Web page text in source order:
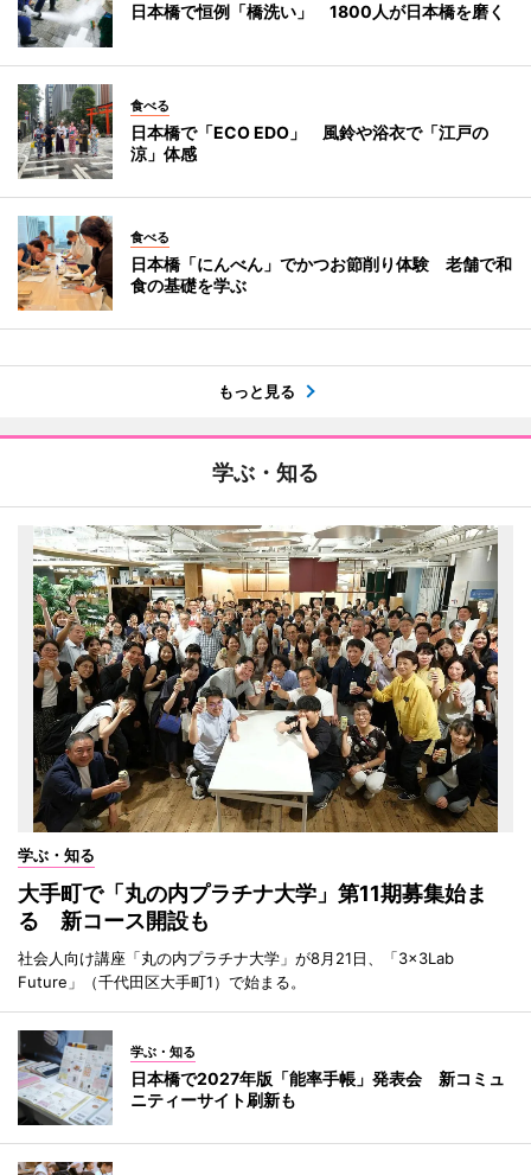
日本橋で恒例「橋洗い」 1800人が日本橋を磨く
食べる
日本橋で「ECO EDO」 風鈴や浴衣で「江戸の
涼」体感
食べる
日本橋「にんべん」でかつお節削り体験 老舗で和
食の基礎を学ぶ
もっと見る
学ぶ・知る
学ぶ・知る
大手町で「丸の内プラチナ大学」第11期募集始ま
る 新コース開設も
社会人向け講座「丸の内プラチナ大学」が8月21日、「3×3Lab
Future」（千代田区大手町1）で始まる。
学ぶ・知る
日本橋で2027年版「能率手帳」発表会 新コミュ
ニティーサイト刷新も